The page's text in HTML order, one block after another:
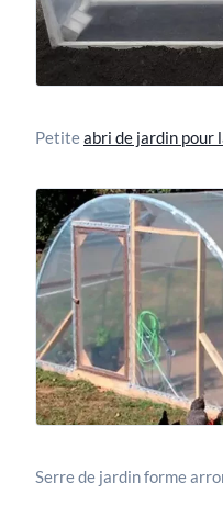
Petiteabri de jardin pour
Serre de jardin forme